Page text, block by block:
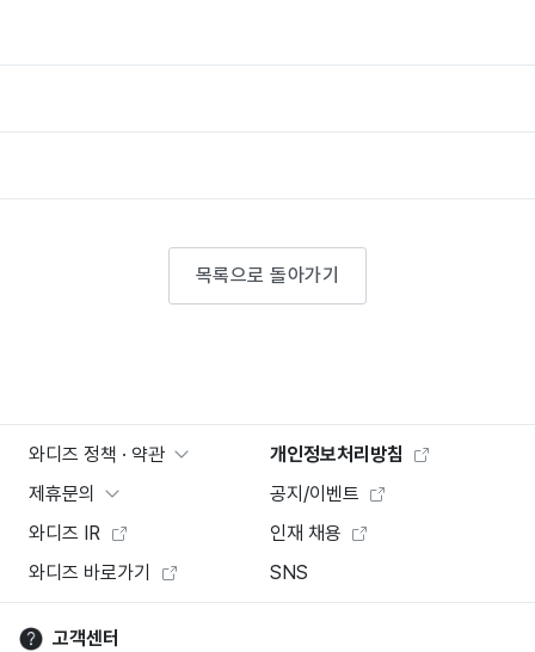
목록으로 돌아가기
와디즈 정책 · 약관
개인정보처리방침
제휴문의
공지/이벤트
와디즈 IR
인재 채용
와디즈 바로가기
SNS
고객센터